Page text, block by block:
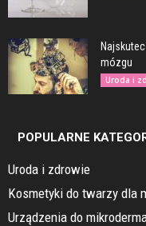
mózgu
Uroda i
POPULARNE
Uroda i zdrowie
Kosmetyki do twarzy dla
Urządzenia do